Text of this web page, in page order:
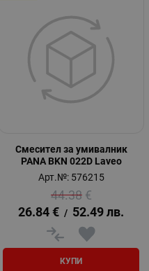
Смесител за умивалник
PANA BKN 022D Laveo
Арт.№: 576215
44.38 €
26.84 € / 52.49 лв.
КУПИ